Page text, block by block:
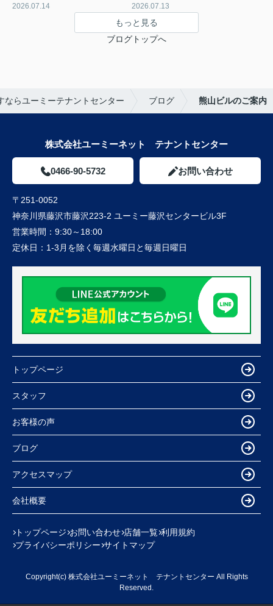
2026.07.14 2026.07.13
もっと見る
ブログトップへ
ならユーミーテナントセンター ブログ 熊山ビルのご案内
株式会社ユーミーネット テナントセンター
0466-90-5732 お問い合わせ
〒251-0052
神奈川県藤沢市藤沢223-2 ユーミー藤沢センタービル3F
営業時間： 9:30～18:00
定休日： 1-3月を除く毎週水曜日と毎週日曜日
トップページ
スタッフ
お客様の声
ブログ
アクセスマップ
会社概要
トップページ お問い合わせ 店舗一覧 利用規約
プライバシーポリシー サイトマップ
Copyright(c) 株式会社ユーミーネット テナントセンター All Rights
Reserved.